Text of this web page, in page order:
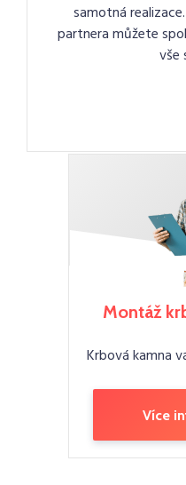
samotná
partnera můžete
vše
Montáž
Krbová kamna
Více